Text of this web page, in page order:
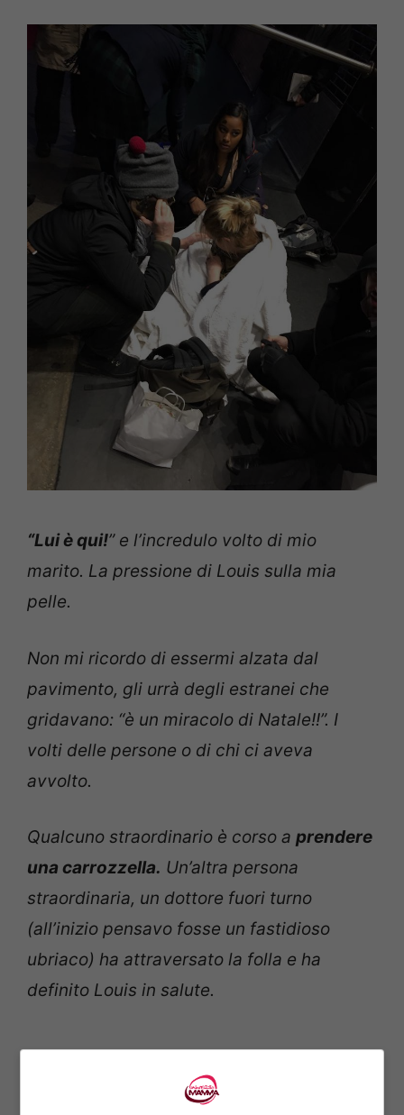
“Lui è qui!” e l’incredulo volto di mio
marito. La pressione di Louis sulla mia
pelle.
Non mi ricordo di essermi alzata dal
pavimento, gli urrà degli estranei che
gridavano: “è un miracolo di Natale!!”. I
volti delle persone o di chi ci aveva
avvolto.
Qualcuno straordinario è corso a prendere
una carrozzella. Un’altra persona
straordinaria, un dottore fuori turno
(all’inizio pensavo fosse un fastidioso
ubriaco) ha attraversato la folla e ha
definito Louis in salute.